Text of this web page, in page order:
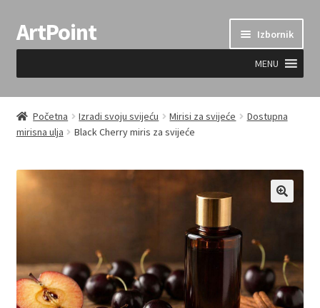
Preskoči
na
Skoči
do
ArtPoint Izbornik
MENU
Uvjeti prodaje
Početna Izradi svoju svijeću Mirisi za svijeće
Dostupna
mirisna ulja
Black Cherry miris za svijeće